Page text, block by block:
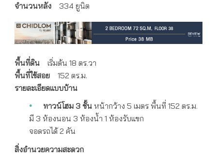
จำนวนหลัง 334 ยูนิต
พื้นที่ดิน เริ่มต้น 18 ตร.วา
พื้นที่ใช้สอย 152 ตร.ม.
รายละเอียดแบบบ้าน
ทาวน์โฮม 3 ชั้นหน้ากว้าง 5 เมตร พื้นที่ 152 ตร.ม.
มี 3 ห้องนอน 3 ห้องน้ำ 1 ห้องรับแขก
จอดรถได้ 2 คัน
สิ่งอำนวยความสะดวก